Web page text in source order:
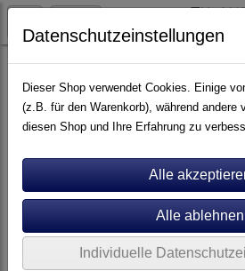
Artikel nach Marken A - E Audiolab
Datenschutzeinstellungen
Dieser Shop verwendet Cookies. Einige
(z.B. für den Warenkorb), während andere
diesen Shop und Ihre Erfahrung zu
Individuelle